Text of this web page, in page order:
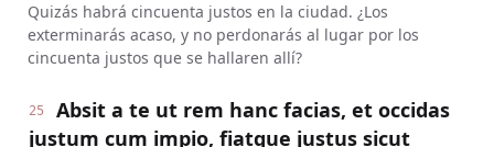
Quizás habrá cincuenta justos en la ciudad. ¿Los
exterminarás acaso, y no perdonarás al lugar por los
cincuenta justos que se hallaren allí?
25
Absit a te ut rem hanc facias, et occidas
justum cum impio, fiatque justus sicut